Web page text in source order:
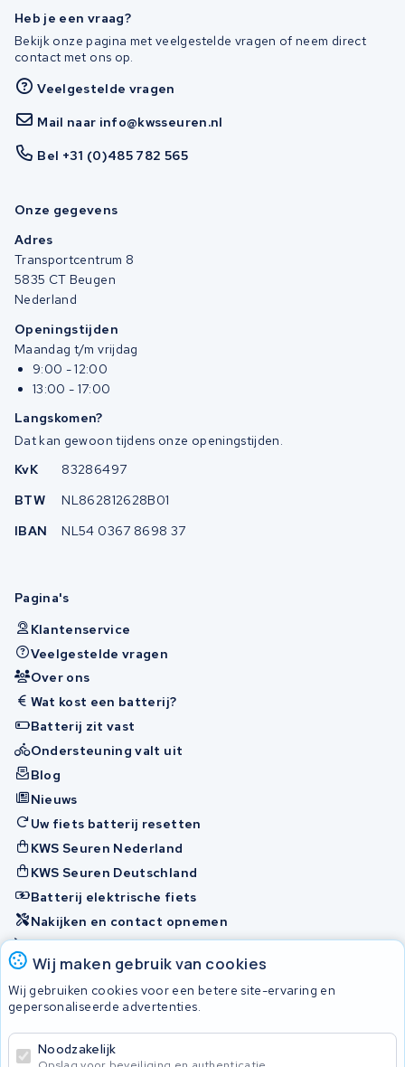
Wij maken gebruik van cookies
Wij gebruiken cookies voor een betere site-ervaring en
gepersonaliseerde advertenties.
Noodzakelijk
Heb je een vraag?
Bekijk onze pagina met veelgestelde vragen of neem direct
contact met ons op.
Veelgestelde vragen
Mail naar info@kwsseuren.nl
Bel +31 (0)485 782 565
Onze gegevens
Adres
Transportcentrum 8
5835 CT Beugen
Nederland
Openingstijden
Maandag t/m vrijdag
9:00 - 12:00
13:00 - 17:00
Langskomen?
Dat kan gewoon tijdens onze openingstijden.
KvK
83286497
BTW
NL862812628B01
IBAN
NL54 0367 8698 37
Pagina's
Klantenservice
Veelgestelde vragen
Over ons
Wat kost een batterij?
Batterij zit vast
Ondersteuning valt uit
Blog
Nieuws
Uw fiets batterij resetten
KWS Seuren Nederland
KWS Seuren Deutschland
Batterij elektrische fiets
Nakijken en contact opnemen
Onherstelbaar
Accu's
© 2026 KWS Seuren